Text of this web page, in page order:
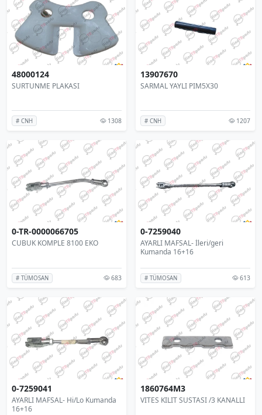
48000124
SURTUNME PLAKASI
# CNH 1308
13907670
SARMAL YAYLI PIM5X30
# CNH 1207
0-TR-0000066705
CUBUK KOMPLE 8100 EKO
# TÜMOSAN 683
0-7259040
AYARLI MAFSAL- İleri/geri
Kumanda 16+16
# TÜMOSAN 613
0-7259041
AYARLI MAFSAL- Hi/Lo Kumanda
16+16
1860764M3
VITES KILIT SUSTASI /3 KANALLI